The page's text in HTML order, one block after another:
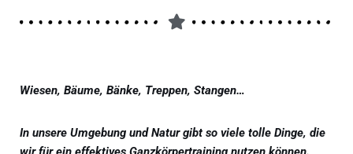
Wiesen, Bäume, Bänke, Treppen, Stangen…
In unsere Umgebung und Natur gibt so viele tolle Dinge, die